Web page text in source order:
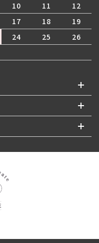
10 11
12
17 18
19
24 25
26